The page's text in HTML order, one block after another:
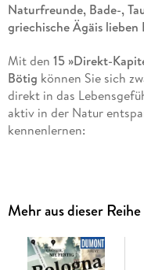
Naturfreunde, Bade-,
griechische Ägäis lieben
Mit den 15 »Direkt-
Bötig können Sie sich
direkt in das
aktiv in der Natur
kennenlernen:
archäologische
die quirlige
Mehr aus dieser Reihe